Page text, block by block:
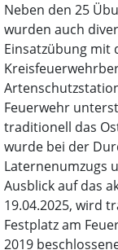
Neben den 25
wurden auch
Einsatzübung mit
Feuerwehr
traditionell das
wurde bei der
Laternenumzugs
Ausblick auf das
19.04.2025, wird
Festplatz am
2019